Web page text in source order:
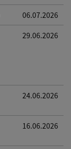
06.07.2026
29.06.2026
24.06.2026
16.06.2026